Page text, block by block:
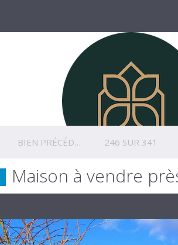
BIEN PRÉCÉDENT 246 SUR 341
Maison à vendre